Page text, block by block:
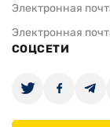
Электронная
Электронная
СОЦСЕТИ